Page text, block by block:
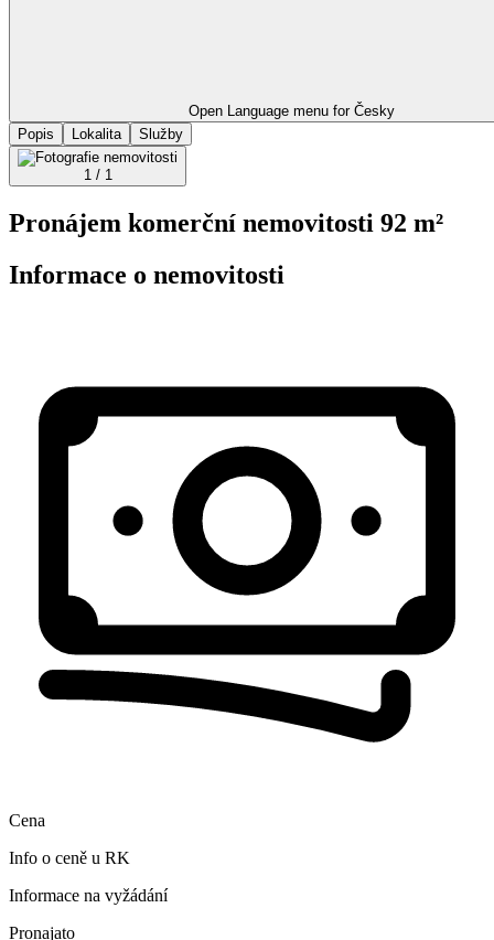
Open Language menu for Česky
Popis
Lokalita Služby
1 / 1
Pronájem komerční nemovitosti 92 m²
Informace o nemovitosti
Cena
Info o ceně u RK
Informace na vyžádání
Pronajato